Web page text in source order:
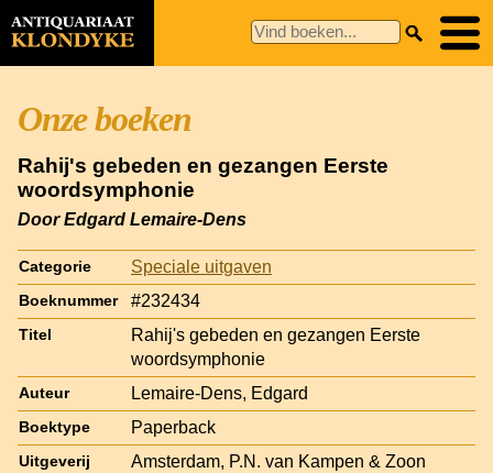
Onze boeken
Rahij's gebeden en gezangen Eerste
woordsymphonie
Door Edgard Lemaire-Dens
Categorie Speciale uitgaven
Boeknummer #232434
Titel
Rahij's gebeden en gezangen Eerste
woordsymphonie
Auteur Lemaire-Dens, Edgard
Boektype Paperback
Uitgeverij Amsterdam, P.N. van Kampen & Zoon